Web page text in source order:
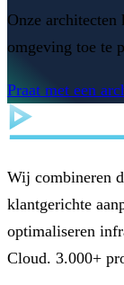
Onze architecten
omgeving toe te
Praat met een
Wij combineren
klantgerichte
optimaliseren
Cloud. 3.000+